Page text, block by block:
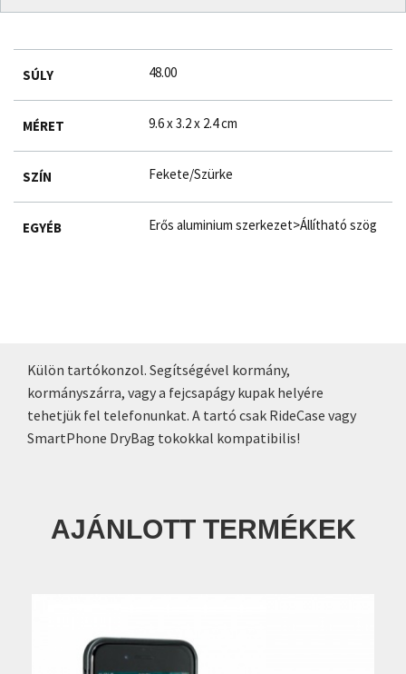
SÚLY 48.00
MÉRET 9.6 x 3.2 x 2.4 cm
SZÍN Fekete/Szürke
EGYÉB Erős aluminium szerkezet>Állítható szög
Külön tartókonzol. Segítségével kormány,
kormányszárra, vagy a fejcsapágy kupak helyére
tehetjük fel telefonunkat. A tartó csak RideCase vagy
SmartPhone DryBag tokokkal kompatibilis!
AJÁNLOTT TERMÉKEK